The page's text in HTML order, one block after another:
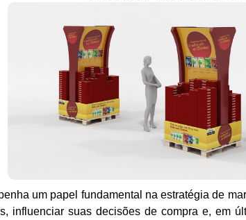
um papel fundamental na estratégia de
influenciar suas decisões de compra e, em